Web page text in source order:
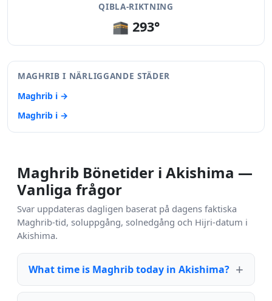
QIBLA-RIKTNING
🕋 293°
MAGHRIB I NÄRLIGGANDE STÄDER
Maghrib i →
Maghrib i →
Maghrib Bönetider i Akishima —
Vanliga frågor
Svar uppdateras dagligen baserat på dagens faktiska
Maghrib-tid, soluppgång, solnedgång och Hijri-datum i
Akishima.
What time is Maghrib today in Akishima?